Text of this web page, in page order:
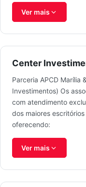
Ver mais
Center
Parceria APCD Marília
Investimentos) Os
com atendimento
dos maiores
oferecendo:
Ver mais